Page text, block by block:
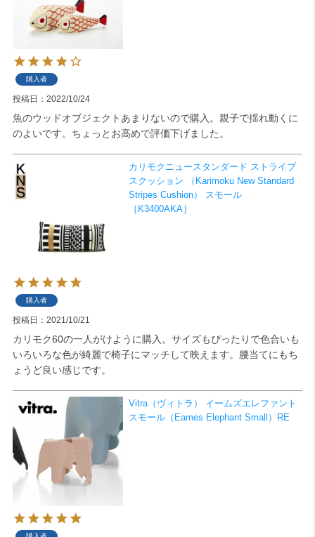
購入者
投稿日 2022/10/24
魚のウッドオブジェクトあまりないので購入。親子で揺れ動くに
のよいです。ちょっとお高めで評価下げました。
カリモクニュースタンダード ストライプ
スクッション （Karimoku New Standard
Stripes Cushion） スモール
［K3400AKA］
購入者
投稿日 2021/10/21
カリモク60の一人がけように購入。サイズもぴったりで色合いも
いろいろな色が綺麗で椅子にマッチして映えます。腰当てにもち
ょうど良い感じです。
Vitra（ヴィトラ） イームズエレファント
スモール（Eames Elephant Small）RE